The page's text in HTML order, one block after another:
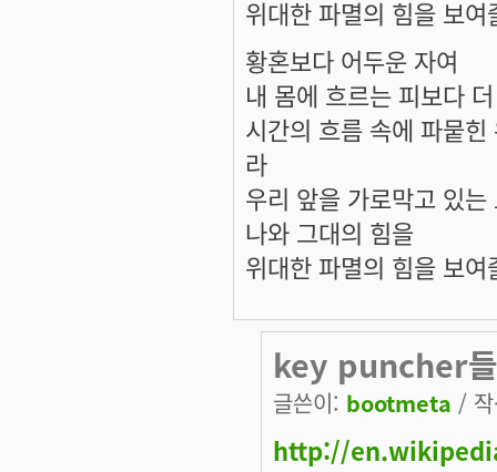
위대한 파멸의 힘을 보여
황혼보다 어두운 자여
내 몸에 흐르는 피보다
시간의 흐름 속에 파뭍
라
우리 앞을 가로막고 있
나와 그대의 힘을
위대한 파멸의 힘을 보여
key puncher들
글쓴이: bootmeta /
http://